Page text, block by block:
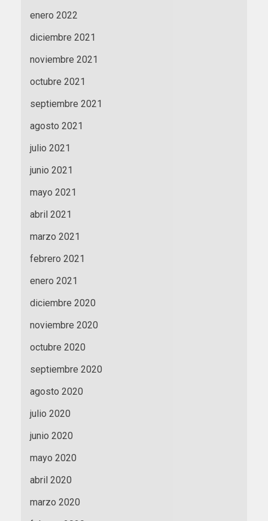
enero 2022
diciembre 2021
noviembre 2021
octubre 2021
septiembre 2021
agosto 2021
julio 2021
junio 2021
mayo 2021
abril 2021
marzo 2021
febrero 2021
enero 2021
diciembre 2020
noviembre 2020
octubre 2020
septiembre 2020
agosto 2020
julio 2020
junio 2020
mayo 2020
abril 2020
marzo 2020